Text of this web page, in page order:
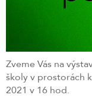
Zveme Vás na
školy v prostorách
2021 v 16 hod.